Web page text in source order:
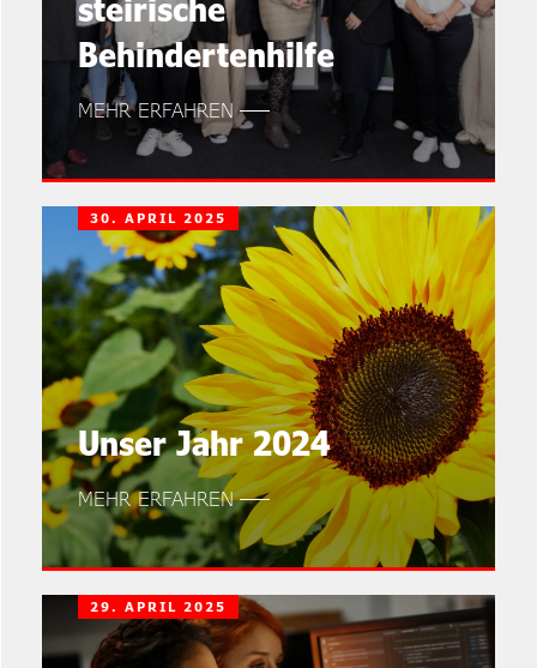
Behindertenhilfe
MEHR ERFAHREN
Unser Jahr 2024
30. APRIL 2025
MEHR ERFAHREN
29. APRIL 2025